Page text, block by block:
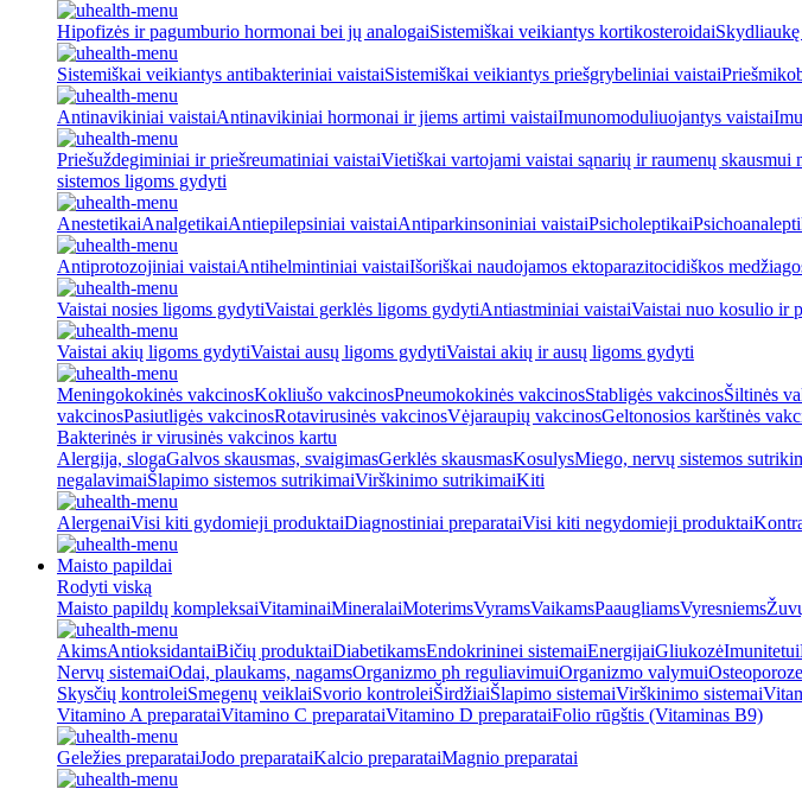
Hipofizės ir pagumburio hormonai bei jų analogaiSistemiškai veikiantys kortikosteroidai
Sistemiškai veikiantys antibakteriniai vaistaiSistemiškai veikiantys priešgrybeliniai vaistai
Antinavikiniai vaistaiAntinavikiniai hormonai ir jiems artimi vaistaiImunomoduliuojantys vaistai
Priešuždegiminiai ir priešreumatiniai vaistaiVietiškai vartojami vaistai sąnarių ir raumenų skausmui
sistemos ligoms gydyti
AnestetikaiAnalgetikaiAntiepilepsiniai vaistaiAntiparkinsoniniai vaistaiPsicholeptikai
Antiprotozojiniai vaistaiAntihelmintiniai vaistaiIšoriškai naudojamos ektoparazitocidiškos
Vaistai nosies ligoms gydytiVaistai gerklės ligoms gydytiAntiastminiai vaistaiVaistai nuo kosulio ir
Vaistai akių ligoms gydytiVaistai ausų ligoms gydytiVaistai akių ir ausų ligoms gydyti
Meningokokinės vakcinosKokliušo vakcinosPneumokokinės vakcinosStabligės vakcinosŠiltinės
vakcinosPasiutligės vakcinosRotavirusinės vakcinosVėjaraupių vakcinosGeltonosios karštinės
Bakterinės ir virusinės vakcinos kartu
Alergija, slogaGalvos skausmas, svaigimasGerklės skausmasKosulysMiego, nervų sistemos
negalavimaiŠlapimo sistemos sutrikimaiVirškinimo sutrikimaiKiti
AlergenaiVisi kiti gydomieji produktaiDiagnostiniai preparataiVisi kiti negydomieji produktai
Maisto papildai
Rodyti viską
Maisto papildų kompleksaiVitaminaiMineralaiMoterimsVyramsVaikamsPaaugliamsVyresniems
AkimsAntioksidantaiBičių produktaiDiabetikamsEndokrininei sistemaiEnergijaiGliukozėImunitetui
Nervų sistemaiOdai, plaukams, nagamsOrganizmo ph reguliavimuiOrganizmo valymui
Skysčių kontroleiSmegenų veiklaiSvorio kontroleiŠirdžiaiŠlapimo sistemaiVirškinimo sistemai
Vitamino A preparataiVitamino C preparataiVitamino D preparataiFolio rūgštis (Vitaminas B9)
Geležies preparataiJodo preparataiKalcio preparataiMagnio preparatai